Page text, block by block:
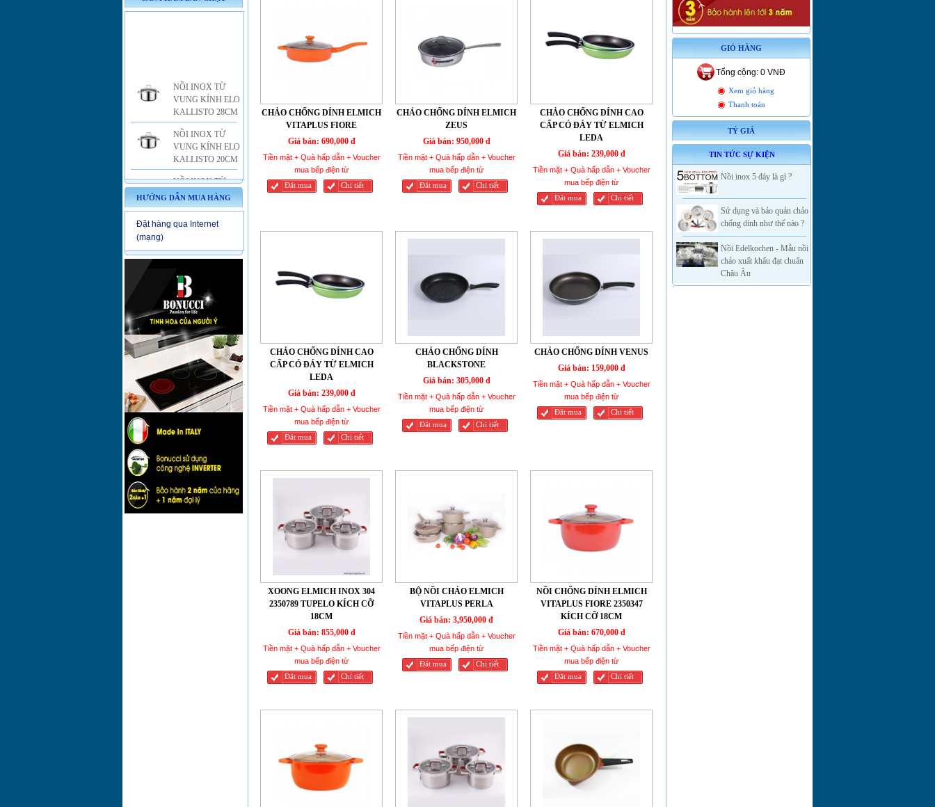
VUNG KÍNH ELO
KALLISTO 28CM
NỒI INOX TỪ
VUNG KÍNH ELO
KALLISTO 20CM
NỒI INOX TỪ
VUNG KÍNH ELO
KALLISTO 24CM
CHẢO CHỐNG
DÍNH
ELMICH 2355825
20CM
CHẢO CHỐNG
DÍNH
SMARTCOOK
ELMICH 2355827
26CM
CHẢO TITANIUM
CHỐNG DÍNH
ĐÁY TỪ ELMICH
2355605 28CM
CHỐNG DÍNH
2355604 24CM
CHẢO CHỐNG
DÍNH
SMARTCOOK
ELMICH 2355826
HƯỚNG DẪN MUA HÀNG
Đặt hàng qua Internet
(mạng)
CHẢO CHỐNG DÍNH ELMICH
VITAPLUS FIORE
Giá bán: 690,000 đ
Tiền mặt + Quà hấp dẫn + Voucher
mua bếp điện từ
Đăt mua Chi tiết
CHẢO CHỐNG DÍNH ELMICH
ZEUS
Giá bán: 950,000 đ
Tiền mặt + Quà hấp dẫn + Voucher
mua bếp điện từ
Đăt mua Chi tiết
CHẢO CHỐNG DÍNH CAO
CẤP CÓ ĐÁY TỪ ELMICH
LEDA
Giá bán: 239,000 đ
Tiền mặt + Quà hấp dẫn + Voucher
mua bếp điện từ
Đăt mua Chi tiết
CHẢO CHỐNG DÍNH CAO
CẤP CÓ ĐÁY TỪ ELMICH
LEDA
Giá bán: 239,000 đ
Tiền mặt + Quà hấp dẫn + Voucher
mua bếp điện từ
Đăt mua Chi tiết
CHẢO CHỐNG DÍNH
BLACKSTONE
Giá bán: 305,000 đ
Tiền mặt + Quà hấp dẫn + Voucher
mua bếp điện từ
Đăt mua Chi tiết
CHẢO CHỐNG DÍNH VENUS
Giá bán: 159,000 đ
Tiền mặt + Quà hấp dẫn + Voucher
mua bếp điện từ
Đăt mua Chi tiết
XOONG ELMICH INOX 304
2350789 TUPELO KÍCH CỠ
18CM
Giá bán: 855,000 đ
Tiền mặt + Quà hấp dẫn + Voucher
mua bếp điện từ
Đăt mua Chi tiết
BỘ NỒI CHẢO ELMICH
VITAPLUS PERLA
Giá bán: 3,950,000 đ
Tiền mặt + Quà hấp dẫn + Voucher
mua bếp điện từ
Đăt mua Chi tiết
NỒI CHỐNG DÍNH ELMICH
VITAPLUS FIORE 2350347
KÍCH CỠ 18CM
Giá bán: 670,000 đ
Tiền mặt + Quà hấp dẫn + Voucher
mua bếp điện từ
Đăt mua Chi tiết
GIỎ HÀNG
Tổng cộng: 0 VNĐ
Xem giỏ hàng
Thanh toán
TỶ GIÁ
TIN TỨC SỰ KIỆN
Nồi inox 5 đáy là gì ?
Sử dụng và bảo quản chảo
chống dính như thế nào ?
Nồi Edelkochen - Mẫu nồi
chảo xuất khẩu đạt chuẩn
Châu Âu